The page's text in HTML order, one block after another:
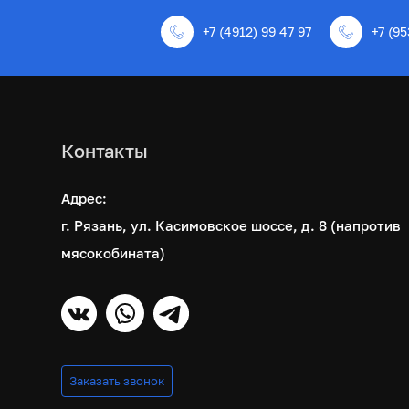
+7 (4912) 99 47 97 +7
Контакты
Адрес:
г. Рязань, ул. Касимовское шоссе, д. 8 (напротив
мясокобината)
Заказать звонок